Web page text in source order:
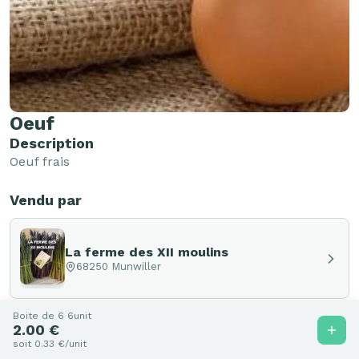
Oeuf
Description
Oeuf frais
Vendu par
La ferme des XII moulins
68250 Munwiller
Boite de 6 6unit
2.00 €
soit 0.33 €/unit